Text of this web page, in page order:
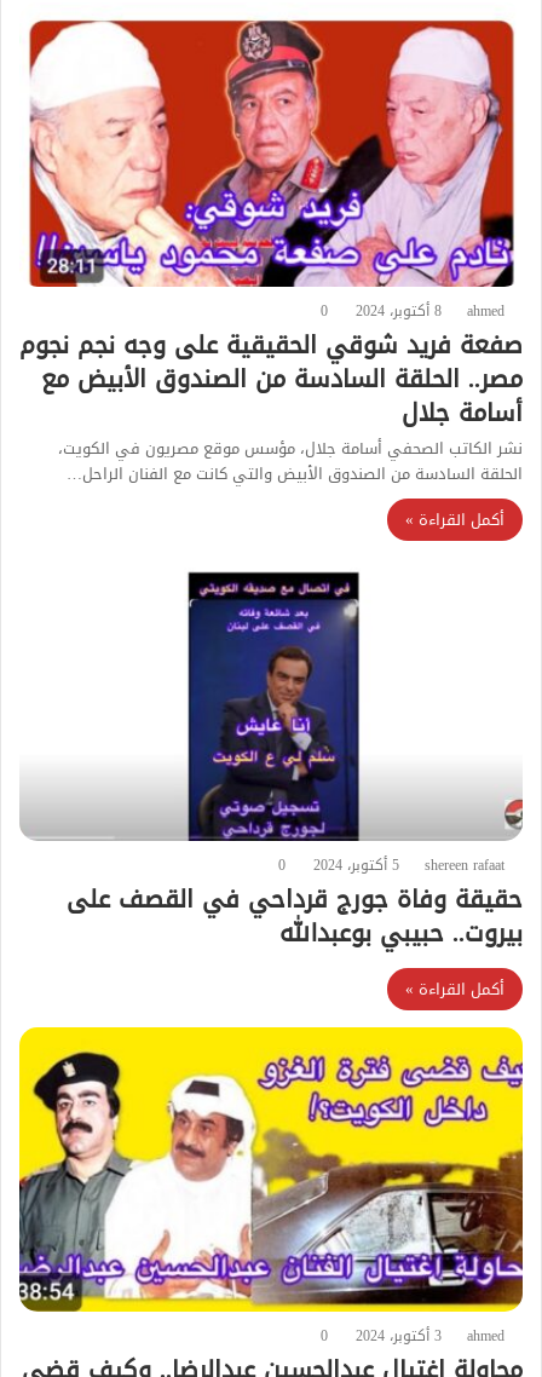
ahmed 8 أكتوبر، 2024 0
صفعة فريد شوقي الحقيقية على وجه نجم نجوم
مصر.. الحلقة السادسة من الصندوق الأبيض مع
أسامة جلال
نشر الكاتب الصحفي أسامة جلال، مؤسس موقع مصريون في الكويت،
الحلقة السادسة من الصندوق الأبيض والتي كانت مع الفنان الراحل…
أكمل القراءة »
shereen rafaat 5 أكتوبر، 2024 0
حقيقة وفاة جورج قرداحي في القصف على
بيروت.. حبيبي بوعبدالله
أكمل القراءة »
ahmed 3 أكتوبر، 2024 0